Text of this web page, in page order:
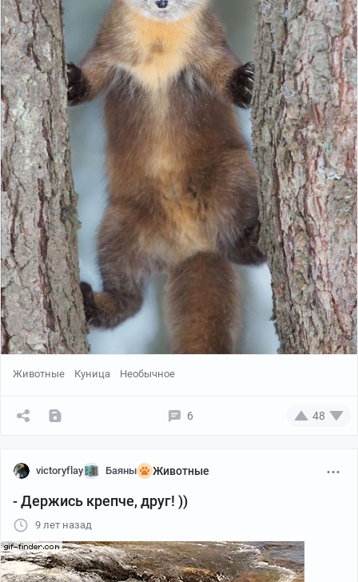
Животные Куница Необычное
6 48
victoryflay Баяны Животные
- Держись крепче, друг! ))
9 лет назад